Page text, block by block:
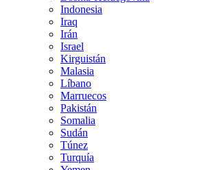
Indonesia
Iraq
Irán
Israel
Kirguistán
Malasia
Líbano
Marruecos
Pakistán
Somalia
Sudán
Túnez
Turquía